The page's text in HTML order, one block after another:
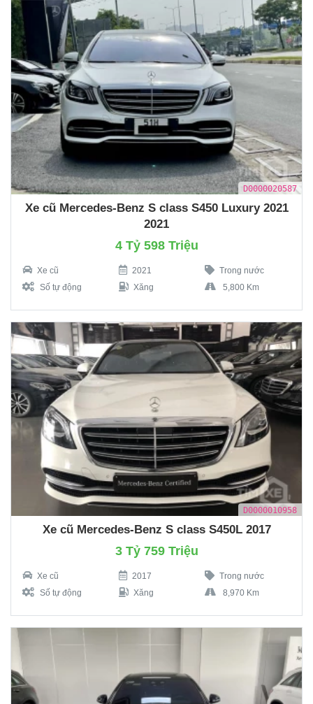
D0000020587
Xe cũ Mercedes-Benz S class S450 Luxury 2021
2021
4 Tỷ 598 Triệu
Xe cũ 2021
Trong nước
Số tự động
Xăng 5,800 Km
D0000010958
Xe cũ Mercedes-Benz S class S450L 2017
3 Tỷ 759 Triệu
Xe cũ 2017
Trong nước
Số tự động
Xăng 8,970 Km